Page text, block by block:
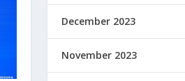
December 2023
November 2023